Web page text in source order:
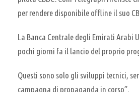
per rendere disponibile offline il suo
La Banca Centrale degli Emirati Arabi
pochi giorni fa il lancio del proprio
Questi sono solo gli sviluppi tecnici,
campagna di propaganda in corso”.